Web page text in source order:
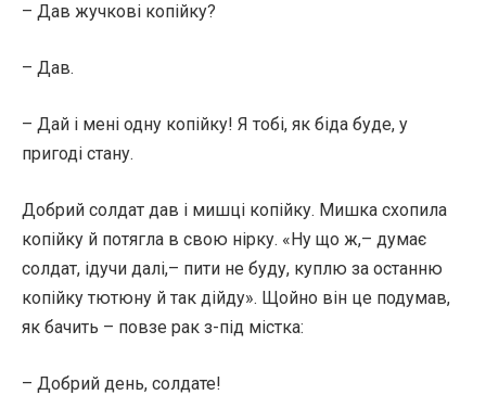
– Дав жучкові копійку?
– Дав.
– Дай і мені одну копійку! Я тобі, як біда буде, у
пригоді стану.
Добрий солдат дав і мишці копійку. Мишка схопила
копійку й потягла в свою нірку. «Ну що ж,– думає
солдат, ідучи далі,– пити не буду, куплю за останню
копійку тютюну й так дійду». Щойно він це подумав,
як бачить – повзе рак з-під містка:
– Добрий день, солдате!